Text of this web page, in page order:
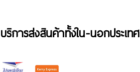
บริการส่งสินค้าทั้งใน-นอกประเทศ